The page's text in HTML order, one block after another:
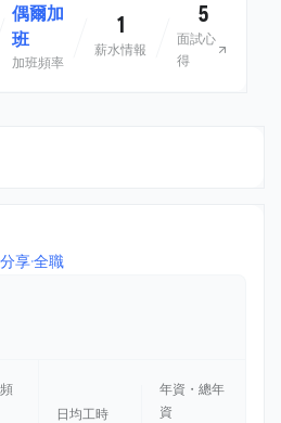
偶爾加
班
加班頻率
1
薪水情報
5
面試心
得
享·全職
日均工時
年資・總年
資